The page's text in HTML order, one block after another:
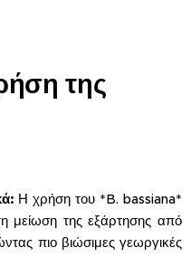
της
Η χρήση του *B. bassiana*
μείωση της εξάρτησης από
πιο βιώσιμες γεωργικές